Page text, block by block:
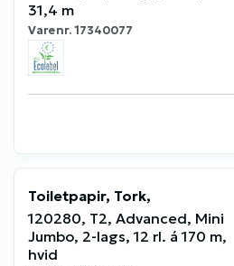
31,4 m
Varenr.17340077
Toiletpapir, Tork,
120280, T2, Advanced, Mini
Jumbo, 2-lags, 12 rl. á 170 m,
hvid